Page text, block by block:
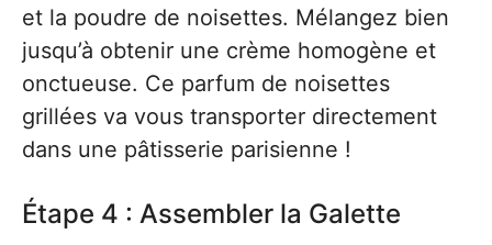
et la poudre de noisettes. Mélangez bien
jusqu’à obtenir une crème homogène et
onctueuse. Ce parfum de noisettes
grillées va vous transporter directement
dans une pâtisserie parisienne !
Étape 4 : Assembler la Galette